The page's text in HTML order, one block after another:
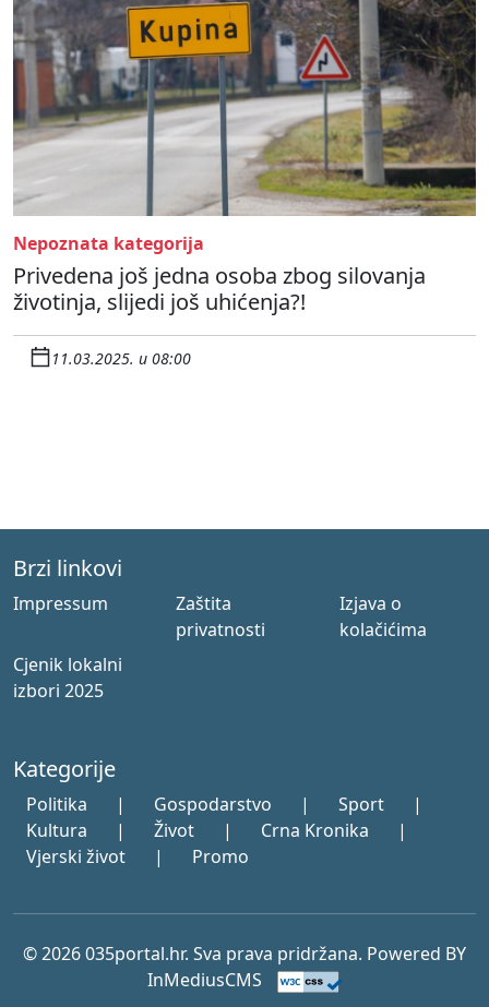
Nepoznata kategorija
Privedena još jedna osoba zbog silovanja
životinja, slijedi još uhićenja?!
11.03.2025. u 08:00
Brzi linkovi
Impressum
Zaštita
privatnosti
Izjava o
kolačićima
Cjenik lokalni
izbori 2025
Kategorije
Politika | Gospodarstvo | Sport
|
Kultura
| Život | Crna Kronika
|
Vjerski život
| Promo
© 2026 035portal.hr. Sva prava pridržana. Powered BY
InMediusCMS